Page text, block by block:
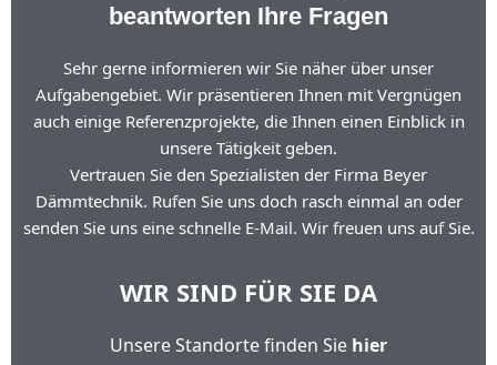
beantworten Ihre Fragen
Sehr gerne informieren wir Sie näher über unser
Aufgabengebiet. Wir präsentieren Ihnen mit Vergnügen
auch einige Referenzprojekte, die Ihnen einen Einblick in
unsere Tätigkeit geben.
Vertrauen Sie den Spezialisten der Firma Beyer
Dämmtechnik. Rufen Sie uns doch rasch einmal an oder
senden Sie uns eine schnelle E-Mail. Wir freuen uns auf Sie.
WIR SIND FÜR SIE DA
Unsere Standorte finden Sie hier